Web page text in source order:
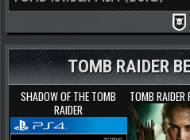
TOMB RAIDER
SHADOW OF THE TOMB
RAIDER
TOMB